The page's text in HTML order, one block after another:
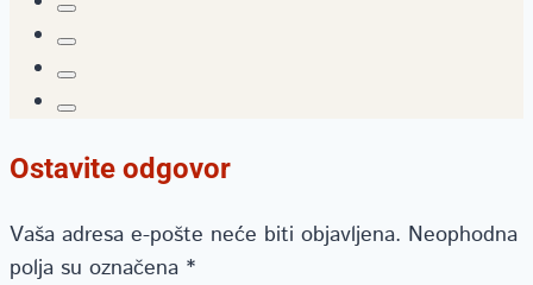
Ostavite odgovor
Vaša adresa e-pošte neće biti objavljena. Neophodna
polja su označena *